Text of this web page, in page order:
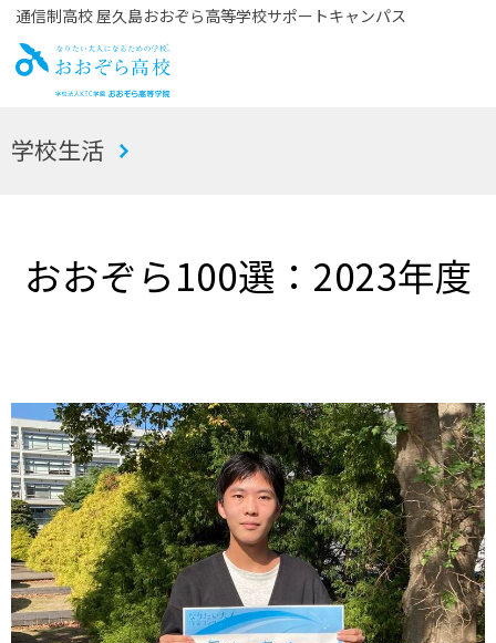
通信制高校 屋久島おおぞら高等学校サポートキャンパス
お
学校生活
おおぞら100選：2023年度